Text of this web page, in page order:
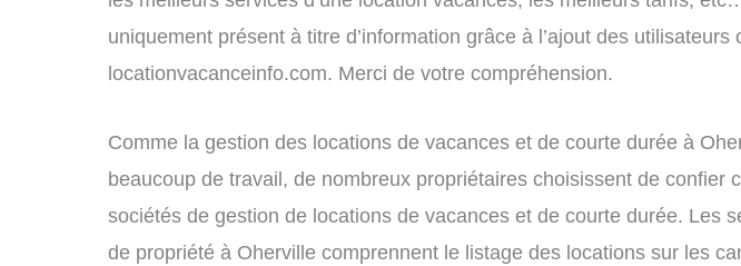
uniquement présent à titre d’information grâce à l’ajout des utilisateurs
locationvacanceinfo.com. Merci de votre compréhension.
Comme la gestion des locations de vacances et de courte durée à
beaucoup de travail, de nombreux propriétaires choisissent de confier
sociétés de gestion de locations de vacances et de courte durée. Les
de propriété à Oherville comprennent le listage des locations sur les